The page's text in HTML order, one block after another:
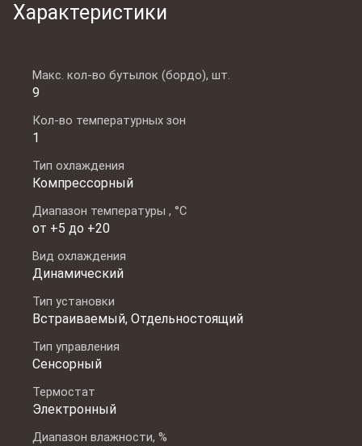
Характеристики
Макс. кол-во бутылок (бордо), шт.
9
Кол-во температурных зон
1
Тип охлаждения
Компрессорный
Диапазон температуры , °C
от +5 до +20
Вид охлаждения
Динамический
Тип установки
Встраиваемый, Отдельностоящий
Тип управления
Сенсорный
Термостат
Электронный
Диапазон влажности, %